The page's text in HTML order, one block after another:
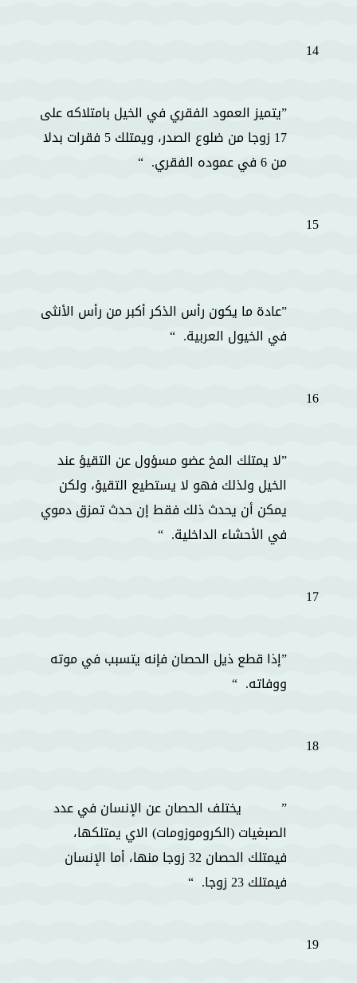
14
يتميز العمود الفقري في الخيل بامتلاكه على
17 زوجا من ضلوع الصدر، ويمتلك 5 فقرات بدلا
من 6 في عموده الفقري.
15
عادة ما يكون رأس الذكر أكبر من رأس الأنثى
في الخيول العربية.
16
لا يمتلك المخ عضو مسؤول عن التقيؤ عند
الخيل ولذلك فهو لا يستطيع التقيؤ، ولكن
يمكن أن يحدث ذلك فقط إن حدث تمزق دموي
في الأحشاء الداخلية.
17
إذا قطع ذيل الحصان فإنه يتسبب في موته
ووفاته.
18
يختلف الحصان عن الإنسان في عدد
الصبغيات (الكروموزومات) الاي يمتلكها،
فيمتلك الحصان 32 زوجا منها، أما الإنسان
فيمتلك 23 زوجا.
19